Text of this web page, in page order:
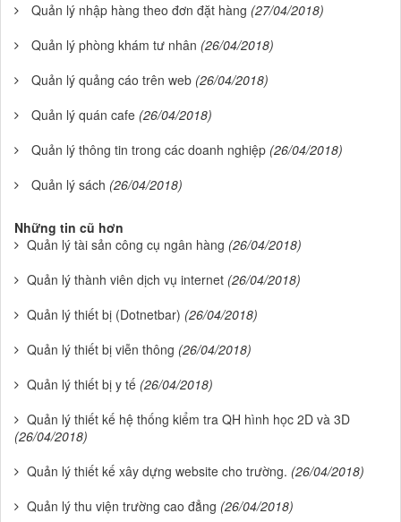
Quản lý nhập hàng theo đơn đặt hàng (27/04/2018)
Quản lý phòng khám tư nhân (26/04/2018)
Quản lý quảng cáo trên web (26/04/2018)
Quản lý quán cafe (26/04/2018)
Quản lý thông tin trong các doanh nghiệp (26/04/2018)
Quản lý sách (26/04/2018)
Những tin cũ hơn
Quản lý tài sản công cụ ngân hàng (26/04/2018)
Quản lý thành viên dịch vụ internet (26/04/2018)
Quản lý thiết bị (Dotnetbar) (26/04/2018)
Quản lý thiết bị viễn thông (26/04/2018)
Quản lý thiết bị y tế (26/04/2018)
Quản lý thiết kế hệ thống kiểm tra QH hình học 2D và 3D
(26/04/2018)
Quản lý thiết kế xây dựng website cho trường. (26/04/2018)
Quản lý thu viện trường cao đẳng (26/04/2018)